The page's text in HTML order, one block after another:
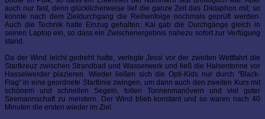
auch nur fast, denn glücklicherweise lief die ganze Zeit das Diktaphon mit; so
konnte nach dem Zieldurchgang die Reihenfolge nochmals geprüft werden.
Auch die Technik hatte Einzug gehalten: Kai gab die Durchgänge gleich in
seinen Laptop ein, so dass ein Zwischenergebnis nahezu sofort zur Verfügung
stand.
Da der Wind leicht gedreht hatte, verlegte Jessi vor der zweiten Wettfahrt die
Startkreuz zwischen Strandbad und Wasserwerk und ließ die Halsentonne vor
Hasselwerder plazieren. Wieder ließen sich die Opti-Kids nur durch "Black-
Flag" in eine geordnete Startlinie zwingen, um dann auch den zweiten Kurs mit
schönem und schnellen Segeln, tollen Tonnenmanövern und viel guter
Seemannschaft zu meistern. Der Wind blieb konstant und so waren nach 40
Minuten die ersten wieder im Ziel.